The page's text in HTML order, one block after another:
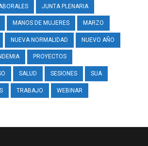
JUNTA PLENARIA
MANOS DE MUJERES MARZO
NUEVA NORMALIDAD NUEVO AÑO
PROYECTOS
SALUD SESIONES SUA
TRABAJO WEBINAR